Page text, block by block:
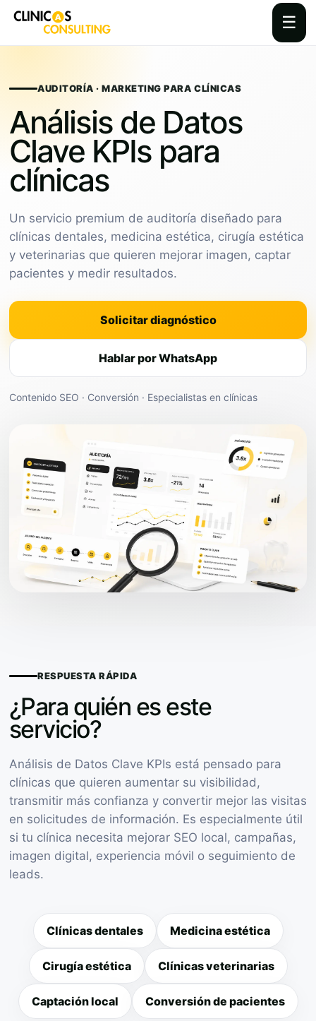
☰
contentAUDITORÍA · MARKETING PARA CLÍNICAS
Análisis de Datos
Clave KPIs para
clínicas
Un servicio premium de auditoría diseñado para
clínicas dentales, medicina estética, cirugía estética
y veterinarias que quieren mejorar imagen, captar
pacientes y medir resultados.
Solicitar diagnóstico
Hablar por WhatsApp
Contenido SEO · Conversión · Especialistas en clínicas
RESPUESTA RÁPIDA
¿Para quién es este
servicio?
Análisis de Datos Clave KPIs está pensado para
clínicas que quieren aumentar su visibilidad,
transmitir más confianza y convertir mejor las visitas
en solicitudes de información. Es especialmente útil
si tu clínica necesita mejorar SEO local, campañas,
imagen digital, experiencia móvil o seguimiento de
leads.
Clínicas dentales Medicina estética
Cirugía estética Clínicas veterinarias
Captación local Conversión de pacientes